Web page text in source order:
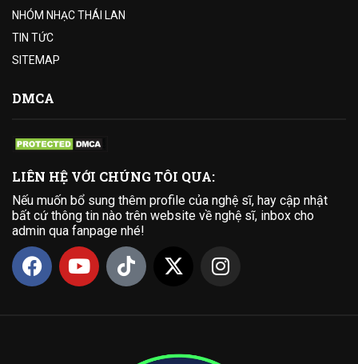
NHÓM NHẠC THÁI LAN
TIN TỨC
SITEMAP
DMCA
LIÊN HỆ VỚI CHÚNG TÔI QUA:
Nếu muốn bổ sung thêm profile của nghệ sĩ, hay cập nhật
bất cứ thông tin nào trên website về nghệ sĩ, inbox cho
admin qua fanpage nhé!